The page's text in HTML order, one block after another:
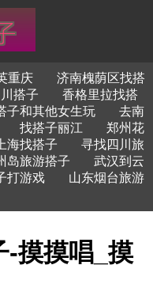
重庆
济南槐荫区找搭
搭子
香格里拉找搭
子和其他女生玩
去南
找搭子丽江
郑州花
海找搭子
寻找四川旅
岛旅游搭子
武汉到云
打游戏
山东烟台旅游
-摸摸唱_摸